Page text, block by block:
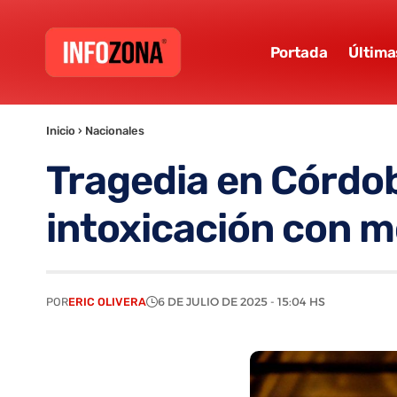
Portada
Inicio › Nacionales
Tragedia en
intoxicación con
PORERIC OLIVERA 6 DE JULIO DE 2025 - 15:04 HS